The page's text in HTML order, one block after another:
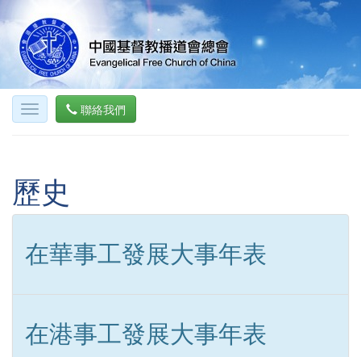
聯絡我們
歷史
在華事工發展大事年表
在港事工發展大事年表